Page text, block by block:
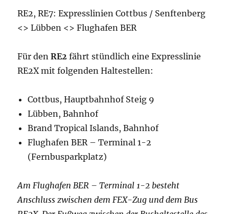
RE2, RE7: Expresslinien Cottbus / Senftenberg
<> Lübben <> Flughafen BER
Für denRE2fährt stündlich eine Expresslinie
RE2X mit folgenden Haltestellen:
Cottbus, Hauptbahnhof Steig 9
Lübben, Bahnhof
Brand Tropical Islands, Bahnhof
Flughafen BER – Terminal 1-2
(Fernbusparkplatz)
Am Flughafen BER – Terminal 1-2 besteht
Anschluss zwischen dem FEX-Zug und dem Bus